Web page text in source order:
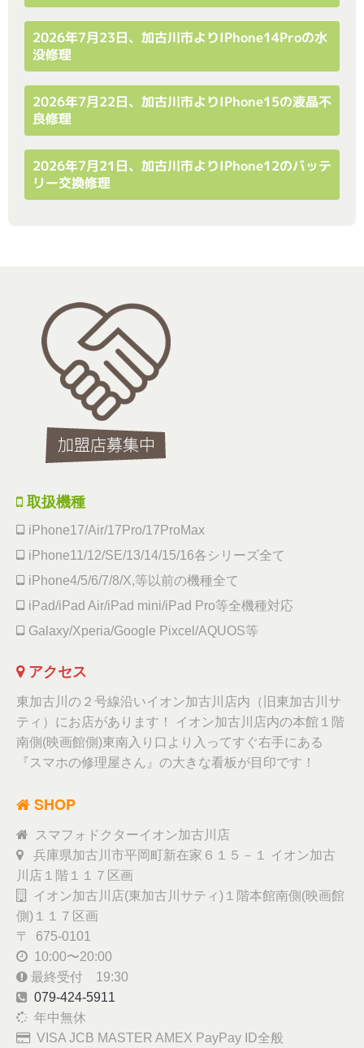
2026年7月23日、加古川市よりiPhone14Proの水
没修理
2026年7月22日、加古川市よりiPhone15の液晶不
良修理
2026年7月21日、加古川市よりiPhone12のバッテ
リー交換修理
取扱機種
iPhone17/Air/17Pro/17ProMax
iPhone11/12/SE/13/14/15/16各シリーズ全て
iPhone4/5/6/7/8/X,等以前の機種全て
iPad/iPad Air/iPad mini/iPad Pro等全機種対応
Galaxy/Xperia/Google Pixcel/AQUOS等
アクセス
東加古川の２号線沿いイオン加古川店内（旧東加古川サ
ティ）にお店があります！ イオン加古川店内の本館１階
南側(映画館側)東南入り口より入ってすぐ右手にある
『スマホの修理屋さん』の大きな看板が目印です！
SHOP
スマフォドクターイオン加古川店
兵庫県加古川市平岡町新在家６１５－１ イオン加古
川店１階１１７区画
イオン加古川店(東加古川サティ)１階本館南側(映画館
側)１１７区画
〒 675-0101
10:00〜20:00
最終受付 19:30
079-424-5911
年中無休
VISA JCB MASTER AMEX PayPay ID全般